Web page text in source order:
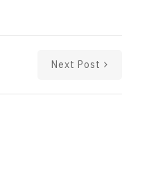
Next Post